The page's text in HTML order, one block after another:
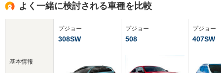
よく一緒に検討される車種を比較
基本情報
プジョー
308SW
プジョー
508
プジョー
407SW